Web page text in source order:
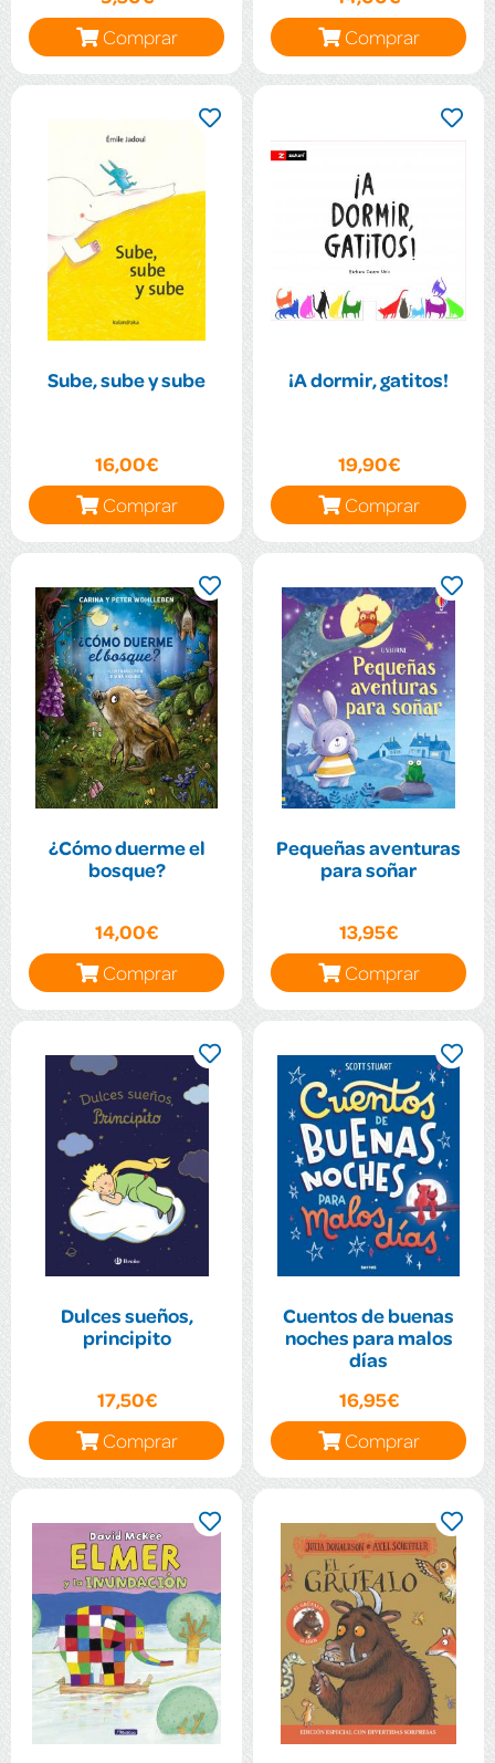
Comprar
Comprar
Sube, sube y sube
16,00€
Comprar
¡A dormir, gatitos!
19,90€
Comprar
¿Cómo duerme el
bosque?
14,00€
Comprar
Pequeñas aventuras
para soñar
13,95€
Comprar
Dulces sueños,
principito
17,50€
Comprar
Cuentos de buenas
noches para malos
días
16,95€
Comprar